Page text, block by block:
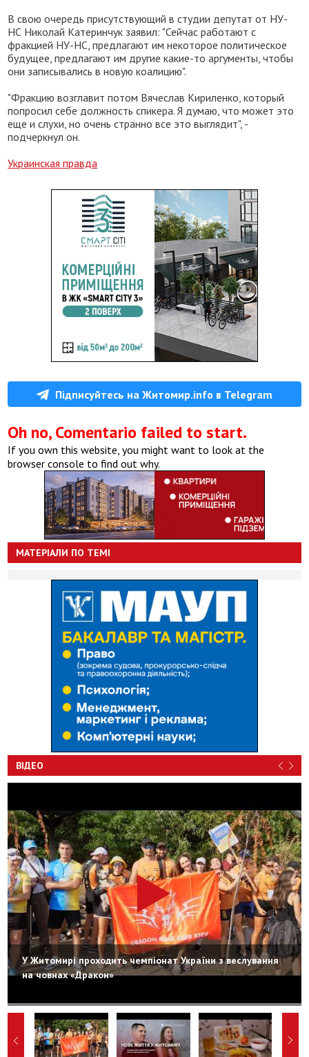
В свою очередь присутствующий в студии депутат от НУ-
НС Николай Катеринчук заявил: "Сейчас работают с
фракцией НУ-НС, предлагают им некоторое политическое
будущее, предлагают им другие какие-то аргументы, чтобы
они записывались в новую коалицию".
"Фракцию возглавит потом Вячеслав Кириленко, который
попросил себе должность спикера. Я думаю, что может это
еще и слухи, но очень странно все это выглядит", -
подчеркнул он.
Украинская правда
Підписуйтесь на Житомир.info в Telegram
Oh no, Comentario failed to start.
If you own this website, you might want to look at the
browser console to find out why.
МАТЕРІАЛИ ПО ТЕМІ
ВІДЕО
У Житомирі проходить чемпіонат України з веслування
на човнах «Дракон»